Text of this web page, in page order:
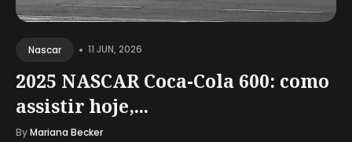
Nascar • 11 JUN, 2026
2025 NASCAR Coca-Cola 600: como
assistir hoje,...
ByMariana Becker